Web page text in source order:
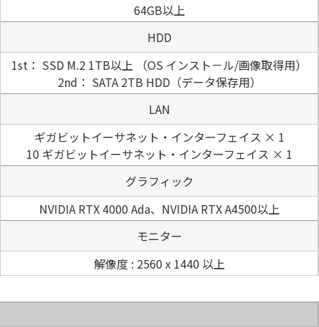
64GB以上
HDD
1st： SSD M.2 1TB以上 （OS インスト－ル/画像取得用）
2nd： SATA 2TB HDD（データ保存用）
LAN
ギガビットイーサネット・インターフェイス × 1
10 ギガビットイーサネット・インターフェイス × 1
グラフィック
NVIDIA RTX 4000 Ada、NVIDIA RTX A4500以上
モニター
解像度 : 2560 x 1440 以上